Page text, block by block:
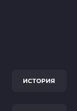
ИСТОРИЯ